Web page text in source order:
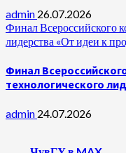
admin 26.07.2026
Финал Всероссийского
лидерства «От идеи к
Финал
технологического
admin 24.07.2026